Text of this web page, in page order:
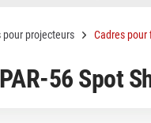
pour projecteurs Cadres pour
56 Spot